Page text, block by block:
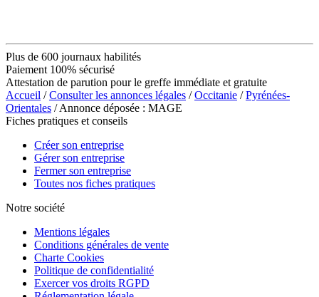
Plus de 600 journaux habilités
Paiement 100% sécurisé
Attestation de parution pour le greffe immédiate et gratuite
Accueil /Consulter les annonces légales /Occitanie /Pyrénées-
Orientales / Annonce déposée : MAGE
Fiches pratiques et conseils
Créer son entreprise
Gérer son entreprise
Fermer son entreprise
Toutes nos fiches pratiques
Notre société
Mentions légales
Conditions générales de vente
Charte Cookies
Politique de confidentialité
Exercer vos droits RGPD